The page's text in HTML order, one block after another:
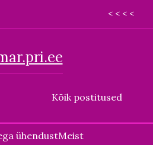
< < < <
Kõik postitused
ühendustMeist